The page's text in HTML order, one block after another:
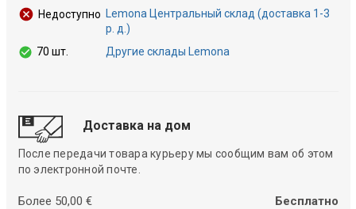
Недоступно
Lemona Центральный склад (доставка 1-3
р. д.)
70 шт.
Другие склады Lemona
Доставка на дом
После передачи товара курьеру мы сообщим вам об этом
по электронной почте.
Более 50,00 € Бесплатно